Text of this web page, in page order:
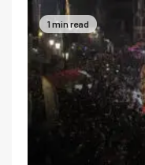
1 min read